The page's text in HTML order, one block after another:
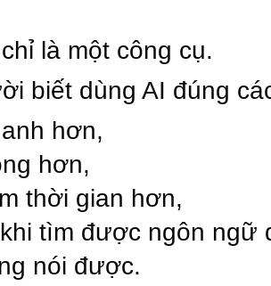
là một công cụ.
biết dùng AI đúng
hơn,
hơn,
thời gian hơn,
tìm được ngôn ngữ
nói được.